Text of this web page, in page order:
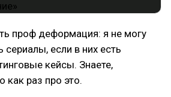
проф деформация: я не могу
сериалы, если в них есть
кейсы. Знаете,
как раз про это.